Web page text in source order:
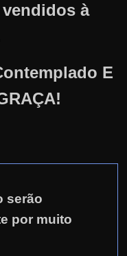
à
E
serão
por muito